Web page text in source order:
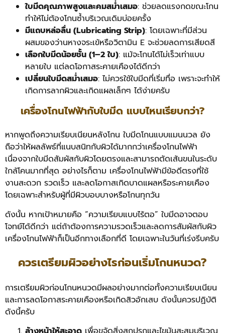
ใบมีดคุณภาพสูงและคมสม่ำเสมอ: ช่วยลดแรงกดขณะโกน
ทำให้ไม่ต้องโกนซ้ำบริเวณเดิมบ่อยครั้ง
มีแถบหล่อลื่น (Lubricating Strip): โดยเฉพาะที่มีส่วน
ผสมของว่านหางจระเข้หรือวิตามิน E จะช่วยลดการเสียดสี
เลือกใบมีดน้อยชั้น (1–2 ใบ): แม้จะโกนได้ไม่เร็วเท่าแบบ
หลายใบ แต่ลดโอกาสระคายเคืองได้ดีกว่า
เปลี่ยนใบมีดสม่ำเสมอ: ไม่ควรใช้ใบมีดที่เริ่มทื่อ เพราะจะทำให้
เกิดการลากผิวและเกิดแผลเล็กๆ ได้ง่ายครับ
เครื่องโกนไฟฟ้ากับใบมีด แบบไหนเรียบกว่า?
หากพูดถึงความเรียบเนียนหลังโกน ใบมีดโกนแบบแมนนวล ยัง
ถือว่าให้ผลลัพธ์ที่แนบสนิทกับผิวได้มากกว่าเครื่องโกนไฟฟ้า
เนื่องจากใบมีดสัมผัสกับผิวโดยตรงและสามารถตัดเส้นขนในระดับ
ใกล้โคนมากที่สุด อย่างไรก็ตาม เครื่องโกนไฟฟ้ามีข้อดีตรงที่ใช้
งานสะดวก รวดเร็ว และลดโอกาสเกิดบาดแผลหรือระคายเคือง
โดยเฉพาะสำหรับผู้ที่มีผิวบอบบางหรือโกนทุกวัน
ดังนั้น หากเป้าหมายคือ “ความเรียบแบบไร้ตอ” ใบมีดอาจตอบ
โจทย์ได้ดีกว่า แต่ถ้าต้องการความรวดเร็วและลดการสัมผัสกับผิว
เครื่องโกนไฟฟ้าก็เป็นอีกทางเลือกที่ดี โดยเฉพาะในวันที่เร่งรีบครับ
ควรเตรียมผิวอย่างไรก่อนเริ่มโกนหนวด?
การเตรียมผิวก่อนโกนหนวดมีผลอย่างมากต่อทั้งความเรียบเนียน
และการลดโอกาสระคายเคืองหรือเกิดสิวอักเสบ ดังนั้นควรปฏิบัติ
ดังนี้ครับ